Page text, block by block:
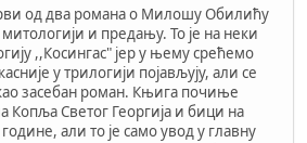
од два романа о Милошу Обилићу
митологији и предању. То је на неки
,,Косингас" јер у њему срећемо
у трилогији појављују, али се
засебан роман. Књига почиње
Копља Светог Георгија и бици на
али то је само увод у главну